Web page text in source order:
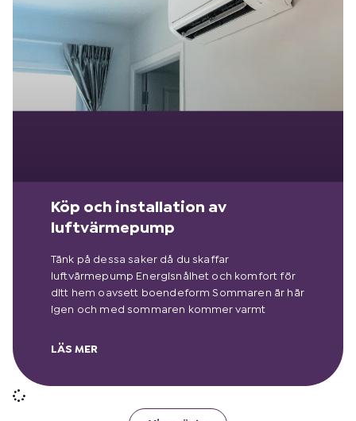
Köp och installation av
luftvärmepump
Tänk på dessa saker då du skaffar
luftvärmepump Energisnålhet och komfort för
ditt hem oavsett boendeform Sommaren är här
igen och med sommaren kommer varmt
LÄS MER